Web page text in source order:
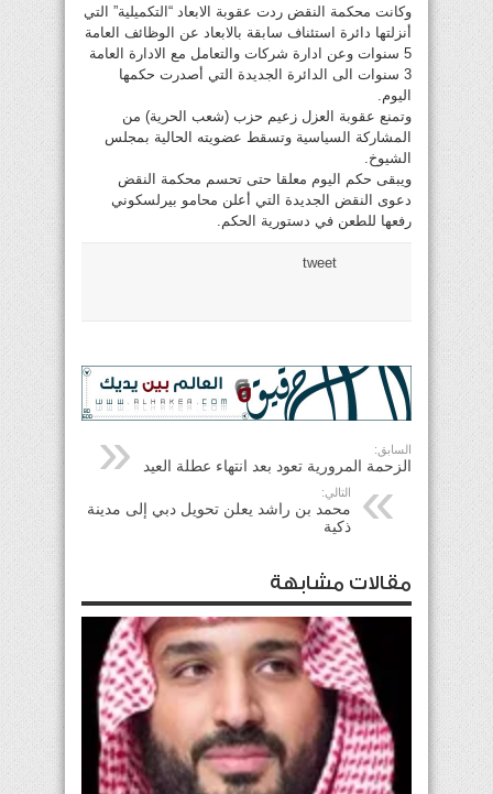
وكانت محكمة النقض ردت عقوبة الابعاد “التكميلية” التي
أنزلتها دائرة استئناف سابقة بالابعاد عن الوظائف العامة
5 سنوات وعن ادارة شركات والتعامل مع الادارة العامة
3 سنوات الى الدائرة الجديدة التي أصدرت حكمها
اليوم.
وتمنع عقوبة العزل زعيم حزب (شعب الحرية) من
المشاركة السياسية وتسقط عضويته الحالية بمجلس
الشيوخ.
ويبقى حكم اليوم معلقا حتى تحسم محكمة النقض
دعوى النقض الجديدة التي أعلن محامو بيرلسكوني
رفعها للطعن في دستورية الحكم.
tweet
السابق:
الزحمة المرورية تعود بعد انتهاء عطلة العيد
التالي:
محمد بن راشد يعلن تحويل دبي إلى مدينة
ذكية
مقالات مشابهة